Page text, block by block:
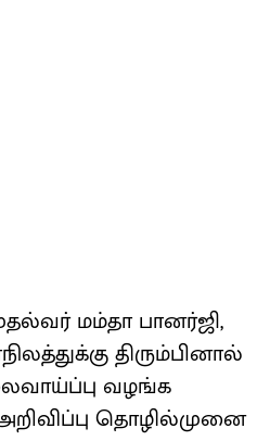
மம்தா பானர்​ஜி,
திரும்​பி​னால்
வழங்க
தொழில்​முனை​